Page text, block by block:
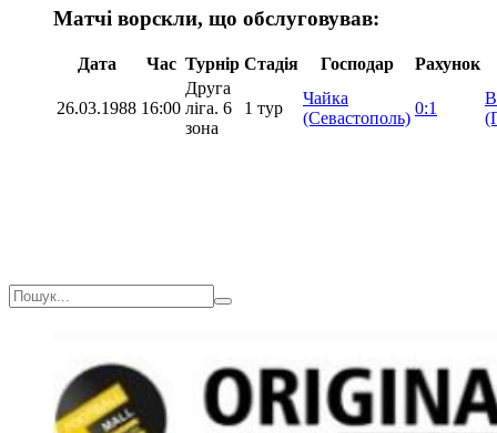
Матчі ворскли, що обслуговував:
Дата Час Турнір Стадія Господар Рахунок
26.03.1988 16:00
Друга
ліга. 6
зона
1 тур
Чайка
(Севастополь)
0:1